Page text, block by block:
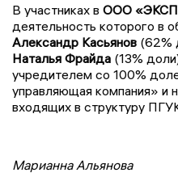
В участниках в ООО
деятельность которого в
Александр Касьянов (62%
Наталья Фрайда (13%
учредителем со 100%
управляющая компания» и
входящих в структуру
Марианна Альянова